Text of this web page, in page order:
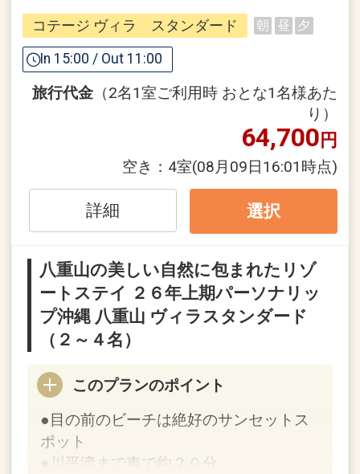
フサキビーチのご案内
★フサキビーチ
リゾートホテルで随一の美しい天然ビー
チ。エメラルドグリーンの海には色とり
どりの熱帯魚が。
[夏季] 3月1日～10月31日 9:00～
17:30（6～9月：～18:30）
[冬季] 11月～2月末 9:00～17:00
※マリンメニュー：冬季は前日までのご
※営業時間や内容は予告なく変更となる
場合があります。
エリア）のご案内
★スプラッシュパーク
石垣島最大級のウォータースライダー
や、キッズの好奇心をくすぐる仕掛け満
コテージ ヴィラ スタンダード 朝 昼 夕
In 15:00 / Out 11:00
旅行代金 （2名1室ご利用時 おとな1名様あた
り）
64,700円
空き： 4室(08月09日16:01時点)
詳細 選択
八重山の美しい自然に包まれたリゾ
ートステイ ２６年上期パーソナリッ
プ沖縄 八重山 ヴィラスタンダード
（２～４名）
このプランのポイント
●目の前のビーチは絶好のサンセットス
ポット
●川平湾まで車で約２０分